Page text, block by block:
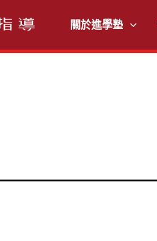
關於進學塾